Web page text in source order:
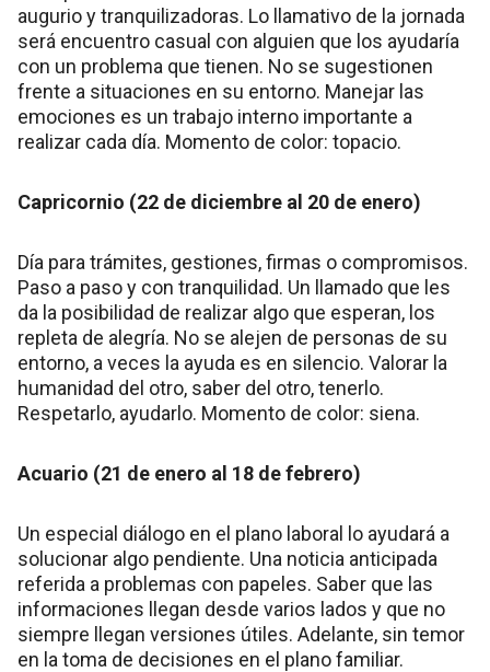
augurio y tranquilizadoras. Lo llamativo de la jornada
será encuentro casual con alguien que los ayudaría
con un problema que tienen. No se sugestionen
frente a situaciones en su entorno. Manejar las
emociones es un trabajo interno importante a
realizar cada día. Momento de color: topacio.
Capricornio (22 de diciembre al 20 de enero)
Día para trámites, gestiones, firmas o compromisos.
Paso a paso y con tranquilidad. Un llamado que les
da la posibilidad de realizar algo que esperan, los
repleta de alegría. No se alejen de personas de su
entorno, a veces la ayuda es en silencio. Valorar la
humanidad del otro, saber del otro, tenerlo.
Respetarlo, ayudarlo. Momento de color: siena.
Acuario (21 de enero al 18 de febrero)
Un especial diálogo en el plano laboral lo ayudará a
solucionar algo pendiente. Una noticia anticipada
referida a problemas con papeles. Saber que las
informaciones llegan desde varios lados y que no
siempre llegan versiones útiles. Adelante, sin temor
en la toma de decisiones en el plano familiar.